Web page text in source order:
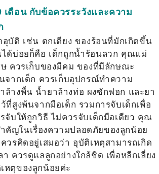
ดือน กับข้อควรระวังและความ
อุบัติ เช่น ตกเตียง ของร้อนที่มักเกิดขึ้น
ได้บ่อยก็คือ เด็กถูกน้ำร้อนลวก คุณแม่
ษ ควรเก็บของมีคม ของที่มีลักษณะ
จากเด็ก ควรเก็บอุปกรณ์ทำความ
ล้างพื้น น้ำยาล้างท่อ ผงซักฟอก และยา
ที่สูงพ้นจากมือเด็ก รวมการจับเด็กเพื่อ
จับให้ถูกวิธี ไม่ควรจับเด็กมือเดียว คุณ
คัญในเรื่องความปลอดภัยของลูกน้อย
วรคิดอยู่เสมอว่า อุบัติเหตุสามารถเกิด
ควรดูแลลูกอย่างใกล้ชิด เพื่อหลีกเลี่ยง
หตุของลูกน้อยค่ะ